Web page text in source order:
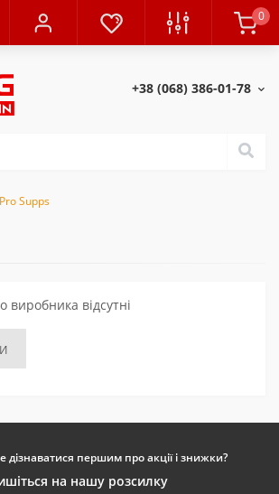
0
+38 (068) 386-01-78
Pro Supps
виробника відсутні
дізнаватися першим про акції і знижки?
на нашу розсилку